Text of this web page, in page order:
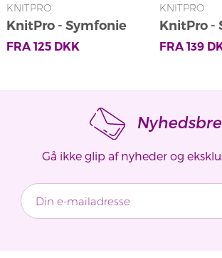
KNITPRO
KnitPro - Symfonie
Strømpepinde
FRA 125DKK
KNITPRO
KnitPro -
FRA 139
Gå ikke glip af nyheder og